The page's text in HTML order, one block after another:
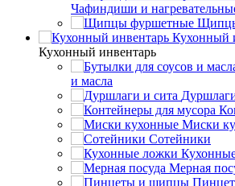
Чафиндиши и
Кухонный
Кухонный инвентарь
и масла
Миски
Сотейники
Мерная